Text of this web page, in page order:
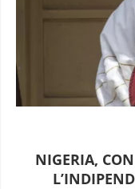
NIGERIA,